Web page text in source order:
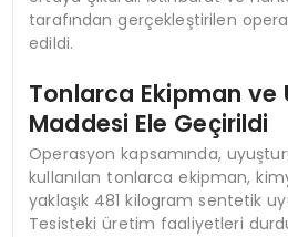
tarafından gerçekleştirilen
edildi.
Tonlarca Ekipman ve
Maddesi Ele Geçirildi
Operasyon kapsamında,
kullanılan tonlarca ekipman,
yaklaşık 481 kilogram sentetik
Tesisteki üretim faaliyetleri